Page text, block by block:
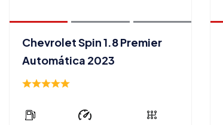
Chevrolet Spin 1.8 Premier
Automática 2023